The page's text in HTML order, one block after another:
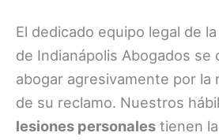
El dedicado equipo legal de
de Indianápolis Abogados se
abogar agresivamente por la
de su reclamo. Nuestros
lesiones personales tienen